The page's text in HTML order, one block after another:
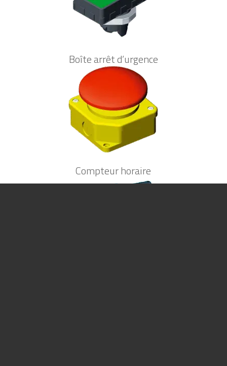
Boîte arrêt d’urgence
Compteur horaire
Privacy & Cookies Policy